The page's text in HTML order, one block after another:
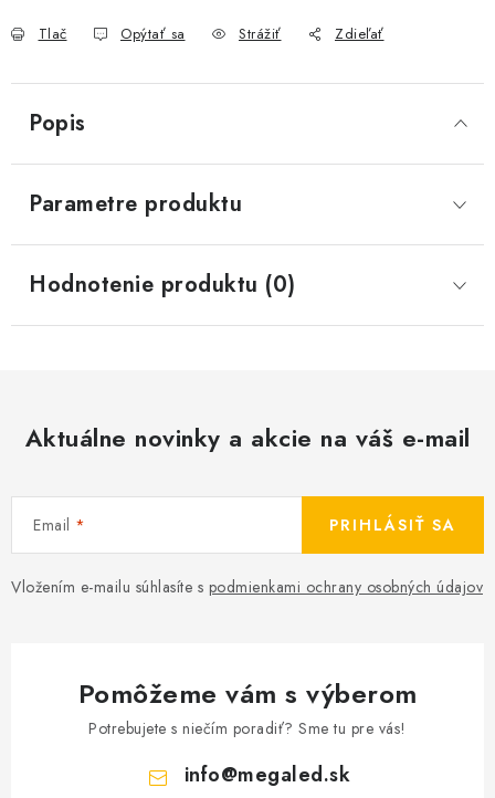
Tlač Opýtať sa Strážiť Zdieľať
Popis
Parametre produktu
Hodnotenie produktu (0)
Aktuálne novinky a akcie na váš e-mail
Email
Vložením e-mailu súhlasíte s podmienkami ochrany osobných údajov
PRIHLÁSIŤ SA
Pomôžeme vám s výberom
Potrebujete s niečím poradiť? Sme tu pre vás!
info@megaled.sk